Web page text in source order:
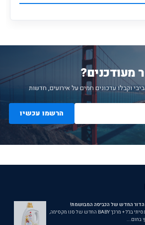
מעודכנים?
וקבלו עדכונים חמים על אירועים, חדשות
הרשמו עכשיו
ניסיתי – והתאהבתי!לאחר שהתנסיתי בג'ל + מרכך BABY החדש של סנו מקסימה,
בחום...